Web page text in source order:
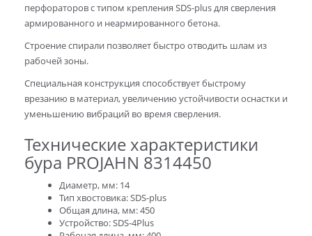
перфораторов с типом крепления SDS-plus для сверления
армированного и неармированного бетона.
Строение спирали позволяет быстро отводить шлам из
рабочей зоны.
Специальная конструкция способствует быстрому
врезанию в материал, увеличению устойчивости оснастки и
уменьшению вибраций во время сверления.
Технические характеристики
бура PROJAHN 8314450
Диаметр, мм: 14
Тип хвостовика: SDS-plus
Общая длина, мм: 450
Устройство: SDS-4Plus